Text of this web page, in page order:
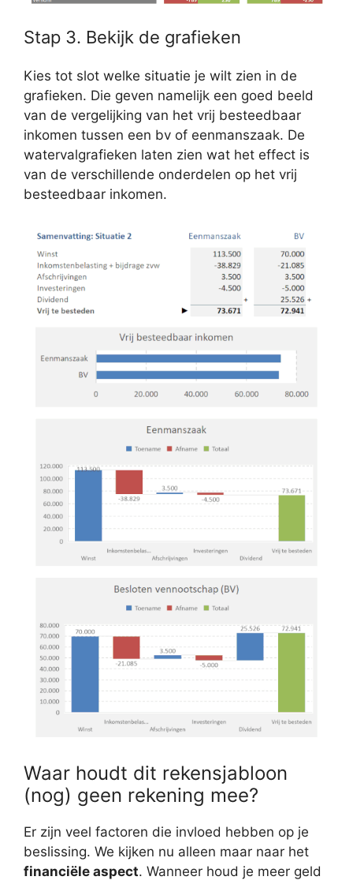
Stap 3. Bekijk de grafieken
Kies tot slot welke situatie je wilt zien in de
grafieken. Die geven namelijk een goed beeld
van de vergelijking van het vrij besteedbaar
inkomen tussen een bv of eenmanszaak. De
watervalgrafieken laten zien wat het effect is
van de verschillende onderdelen op het vrij
besteedbaar inkomen.
Waar houdt dit rekensjabloon
(nog) geen rekening mee?
Er zijn veel factoren die invloed hebben op je
beslissing. We kijken nu alleen maar naar het
financiële aspect. Wanneer houd je meer geld